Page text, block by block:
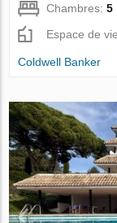
Chambres:5
Espace de
Coldwell Banker